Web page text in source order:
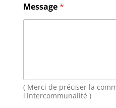
o
m
M
e
Message*
( Merci de préciser la
l'intercommunalité )